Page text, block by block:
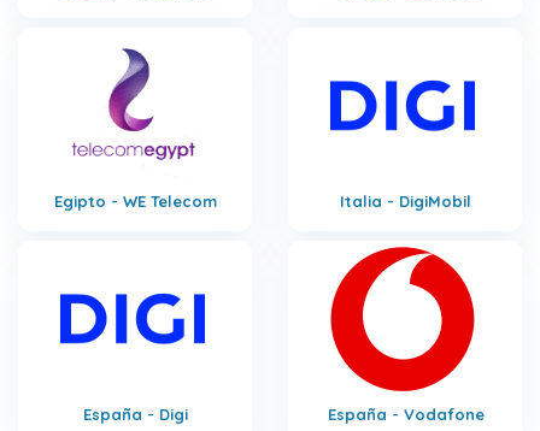
Egipto - WE Telecom Italia - DigiMobil
España - Digi España - Vodafone